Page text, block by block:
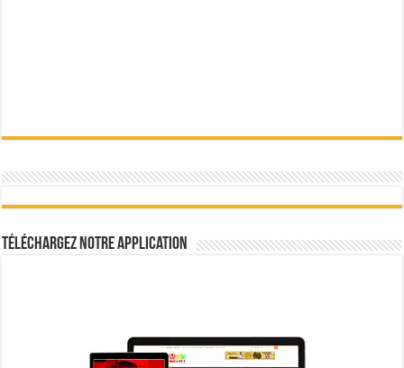
Téléchargez notre Application